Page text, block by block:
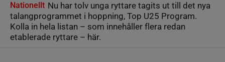
Nationellt Nu har tolv unga ryttare tagits ut till det nya
talangprogrammet i hoppning, Top U25 Program.
Kolla in hela listan – som innehåller flera redan
etablerade ryttare – här.